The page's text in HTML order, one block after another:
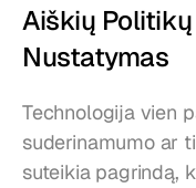
Aiškių
Nustatymas
Technologija vien
suderinamumo ar
suteikia pagrindą,